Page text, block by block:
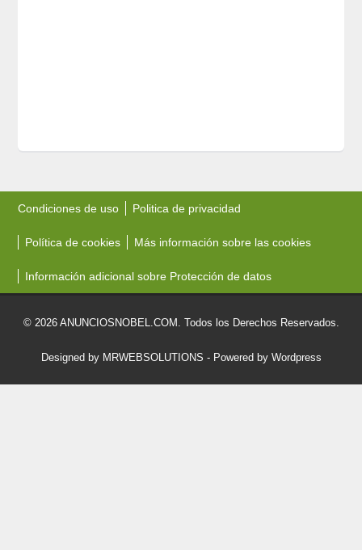
Condiciones de uso Politica de privacidad
Política de cookies Más información sobre las cookies
Información adicional sobre Protección de datos
© 2026 ANUNCIOSNOBEL.COM. Todos los Derechos Reservados.
Designed by MRWEBSOLUTIONS - Powered by Wordpress